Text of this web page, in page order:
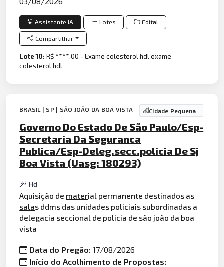
Assistente IA Lotes Edital
Compartilhar
Lote 10:R$ ****,00 - Exame colesterol hdl exame
colesterol hdl
BRASIL | SP | SÃO JOÃO DA BOA VISTA Cidade Pequena
Governo Do Estado De São Paulo/Esp-
Secretaria Da Seguranca
Publica/Esp-Deleg.secc.policia De Sj
Boa Vista (Uasg: 180293)
Hd
Aquisição de material permanente destinados as
salas ddms das unidades policiais subordinadas a
delegacia seccional de policia de são joão da boa
vista
Data do Pregão:17/08/2026
Início do Acolhimento de Propostas: